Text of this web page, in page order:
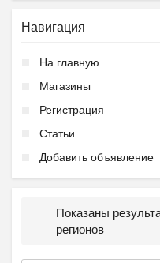
Навигация
На главную
Магазины
Регистрация
Статьи
Добавить объявление
Показаны
регионов